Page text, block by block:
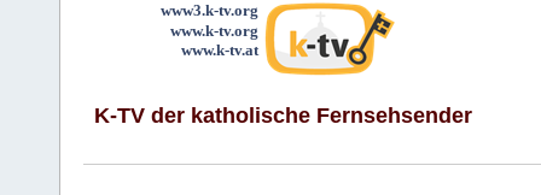
www3.k-tv.org
www.k-tv.org
www.k-tv.at
K-TV der katholische Fernsehsender